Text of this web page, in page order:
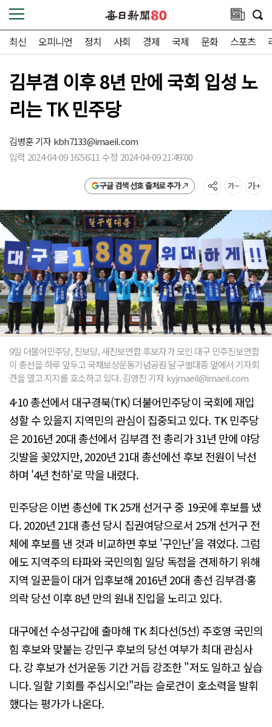
최신 오피니언 정치 사회 경제 국제 문화 스포츠
김부겸 이후 8년 만에 국회 입성 노
리는 TK 민주당
김병훈 기자kbh7133@imaeil.com
입력 2024-04-09 16:56:11 수정 2024-04-09 21:49:00
구글 검색 선호 출처로 추가
9일 더불어민주당, 진보당, 새진보연합 후보자가 모인 대구 민주진보연합
이 총선을 하루 앞두고 국채보상운동기념공원 달구벌대종 앞에서 기자회
견을 열고 지지를 호소하고 있다. 김영진 기자 kyjmaeil@imaeil.com
4·10 총선에서 대구경북(TK) 더불어민주당이 국회에 재입
성할 수 있을지 지역민의 관심이 집중되고 있다. TK 민주당
은 2016년 20대 총선에서 김부겸 전 총리가 31년 만에 야당
깃발을 꽂았지만, 2020년 21대 총선에선 후보 전원이 낙선
하며 '4년 천하'로 막을 내렸다.
민주당은 이번 총선에 TK 25개 선거구 중 19곳에 후보를 냈
다. 2020년 21대 총선 당시 집권여당으로서 25개 선거구 전
체에 후보를 낸 것과 비교하면 후보 '구인난'을 겪었다. 그럼
에도 지역주의 타파와 국민의힘 일당 독점을 견제하기 위해
지역 일꾼들이 대거 입후보해 2016년 20대 총선 김부겸·홍
의락 당선 이후 8년 만의 원내 진입을 노리고 있다.
대구에선 수성구갑에 출마해 TK 최다선(5선) 주호영 국민의
힘 후보와 맞붙는 강민구 후보의 당선 여부가 최대 관심사
다. 강 후보가 선거운동 기간 거듭 강조한 "저도 일하고 싶습
니다. 일할 기회를 주십시오!"라는 슬로건이 호소력을 발휘
했다는 평가가 나온다.